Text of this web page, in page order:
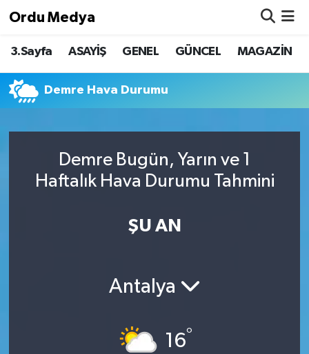
Ordu Medya
3.Sayfa ASAYİŞ GENEL GÜNCEL MAGAZİN
Demre Hava Durumu
Demre Bugün, Yarın ve 1
Haftalık Hava Durumu Tahmini
ŞU AN
Antalya
16°
ASAYİŞ
Basketbol
Borsa
Nöbetçi Eczaneler
Hava Durumu
Trafik Durumu